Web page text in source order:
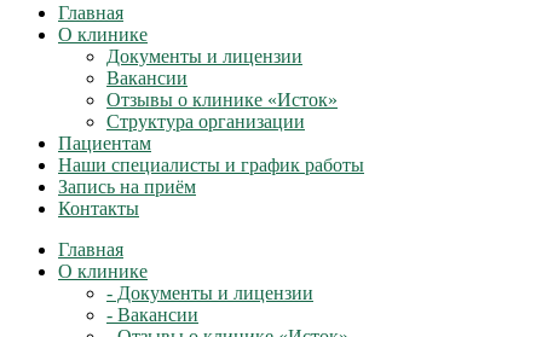
Главная
О клинике
Документы и лицензии
Вакансии
Отзывы о клинике «Исток»
Структура организации
Пациентам
Наши специалисты и график работы
Запись на приём
Контакты
Главная
О клинике
- Документы и лицензии
- Вакансии